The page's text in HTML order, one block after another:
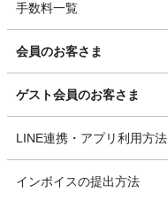
手数料一覧
会員のお客さま
ゲスト会員のお客さま
LINE連携・アプリ利用方法
インボイスの提出方法